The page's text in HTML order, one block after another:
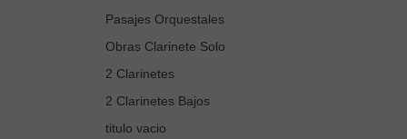
Pasajes Orquestales
Obras Clarinete Solo
2 Clarinetes
2 Clarinetes Bajos
titulo vacio